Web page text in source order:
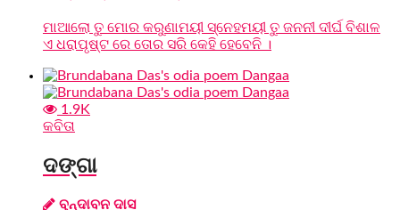
ମାଆଲୋ ତୁ ମୋର କରୁଣାମୟୀ ସ୍ନେହମୟୀ ତୁ ଜନନୀ ଦୀର୍ଘ ବିଶାଳ
ଏ ଧରାପୃଷ୍ଟ ରେ ତୋର ସରି କେହି ହେବେନି ।
1.9K
କବିତା
ଦଙ୍ଗା
ବୢନ୍ଦାବନ ଦାସ